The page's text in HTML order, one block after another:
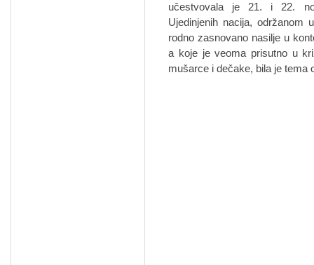
učestvovala je 21. i 22.
Ujedinjenih nacija, održanom
rodno zasnovano nasilje u
a koje je veoma prisutno u
mušarce i dečake, bila je tema